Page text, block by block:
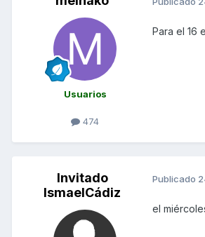
Usuarios
474
Para el 16
Invitado
IsmaelCádiz
Publicado
el